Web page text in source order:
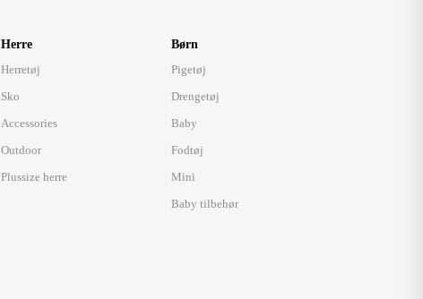
Herre
Herretøj
Sko
Accessories
Outdoor
Plussize herre
Børn
Pigetøj
Drengetøj
Baby
Fodtøj
Mini
Baby tilbehør